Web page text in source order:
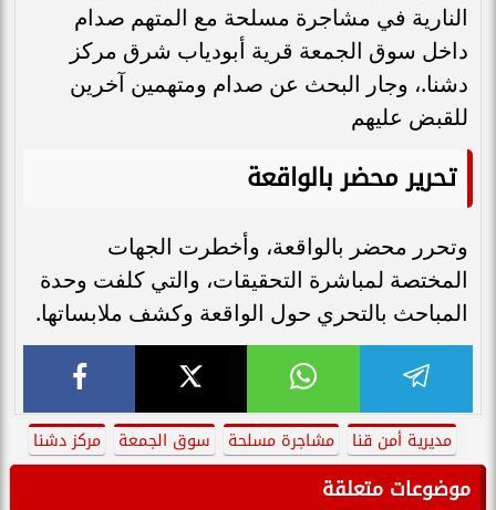
النارية في مشاجرة مسلحة مع المتهم صدام
داخل سوق الجمعة قرية أبودياب شرق مركز
دشنا.، وجار البحث عن صدام ومتهمين آخرين
للقبض عليهم
تحرير محضر بالواقعة
وتحرر محضر بالواقعة، وأخطرت الجهات
المختصة لمباشرة التحقيقات، والتي كلفت وحدة
المباحث بالتحري حول الواقعة وكشف ملابساتها.
مديرية أمن قنا مشاجرة مسلحة سوق الجمعة مركز دشنا
موضوعات متعلقة